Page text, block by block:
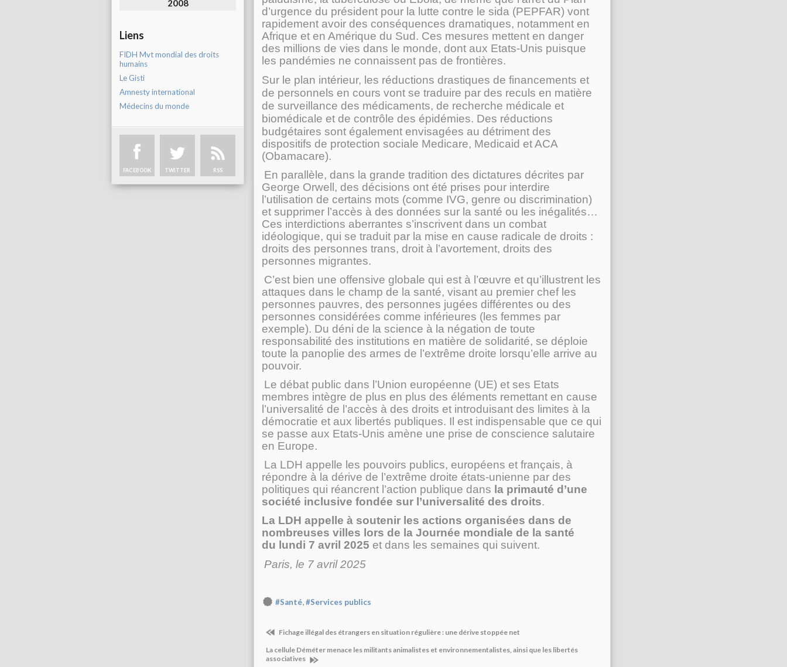
2008
Liens
FIDH Mvt mondial des droits
humains
Le Gisti
Amnesty international
Médecins du monde
FACEBOOK TWITTER RSS
d’urgence du président pour la lutte contre le sida (PEPFAR) vont
rapidement avoir des conséquences dramatiques, notamment en
Afrique et en Amérique du Sud. Ces mesures mettent en danger
des millions de vies dans le monde, dont aux Etats-Unis puisque
les pandémies ne connaissent pas de frontières.
Sur le plan intérieur, les réductions drastiques de financements et
de personnels en cours vont se traduire par des reculs en matière
de surveillance des médicaments, de recherche médicale et
biomédicale et de contrôle des épidémies. Des réductions
budgétaires sont également envisagées au détriment des
dispositifs de protection sociale Medicare, Medicaid et ACA
(Obamacare).
En parallèle, dans la grande tradition des dictatures décrites par
George Orwell, des décisions ont été prises pour interdire
l’utilisation de certains mots (comme IVG, genre ou discrimination)
et supprimer l’accès à des données sur la santé ou les inégalités…
Ces interdictions aberrantes s’inscrivent dans un combat
idéologique, qui se traduit par la mise en cause radicale de droits :
droits des personnes trans, droit à l’avortement, droits des
personnes migrantes.
C’est bien une offensive globale qui est à l’œuvre et qu’illustrent les
attaques dans le champ de la santé, visant au premier chef les
personnes pauvres, des personnes jugées différentes ou des
personnes considérées comme inférieures (les femmes par
exemple). Du déni de la science à la négation de toute
responsabilité des institutions en matière de solidarité, se déploie
toute la panoplie des armes de l’extrême droite lorsqu’elle arrive au
pouvoir.
Le débat public dans l’Union européenne (UE) et ses Etats
membres intègre de plus en plus des éléments remettant en cause
l’universalité de l’accès à des droits et introduisant des limites à la
démocratie et aux libertés publiques. Il est indispensable que ce qui
se passe aux Etats-Unis amène une prise de conscience salutaire
en Europe.
La LDH appelle les pouvoirs publics, européens et français, à
répondre à la dérive de l’extrême droite états-unienne par des
politiques qui réancrent l’action publique dans la primauté d’une
société inclusive fondée sur l’universalité des droits.
La LDH appelle à soutenir les actions organisées dans de
nombreuses villes lors de la Journée mondiale de la santé
du lundi 7 avril 2025 et dans les semaines qui suivent.
Paris, le 7 avril 2025
#Santé,#Services publics
Fichage illégal des étrangers en situation régulière : une dérive stoppée net
La cellule Déméter menace les militants animalistes et environnementalistes, ainsi que les libertés
associatives